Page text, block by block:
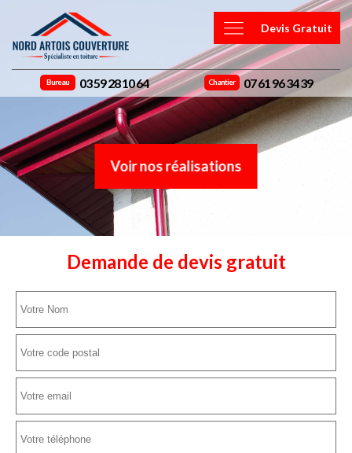
Devis Gratuit
Bureau 03 59 28 10 64 Chantier 07 61 96 34 39
Voir nos réalisations
Demande de devis gratuit